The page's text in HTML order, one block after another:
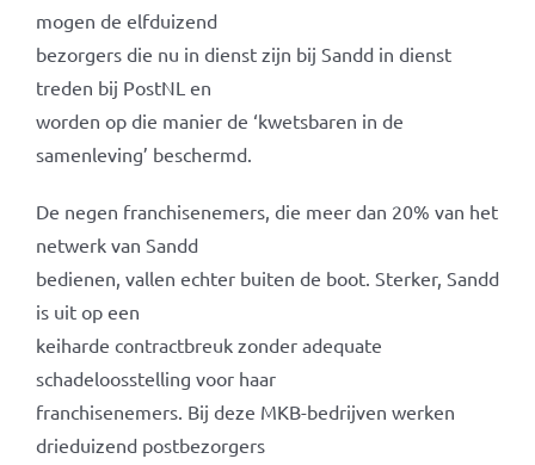
mogen de elfduizend
bezorgers die nu in dienst zijn bij Sandd in dienst
treden bij PostNL en
worden op die manier de ‘kwetsbaren in de
samenleving’ beschermd.
De negen franchisenemers, die meer dan 20% van het
netwerk van Sandd
bedienen, vallen echter buiten de boot. Sterker, Sandd
is uit op een
keiharde contractbreuk zonder adequate
schadeloosstelling voor haar
franchisenemers. Bij deze MKB-bedrijven werken
drieduizend postbezorgers